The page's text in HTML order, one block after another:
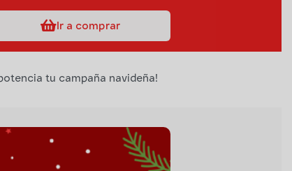
Ir a comprar
tu campaña navideña!